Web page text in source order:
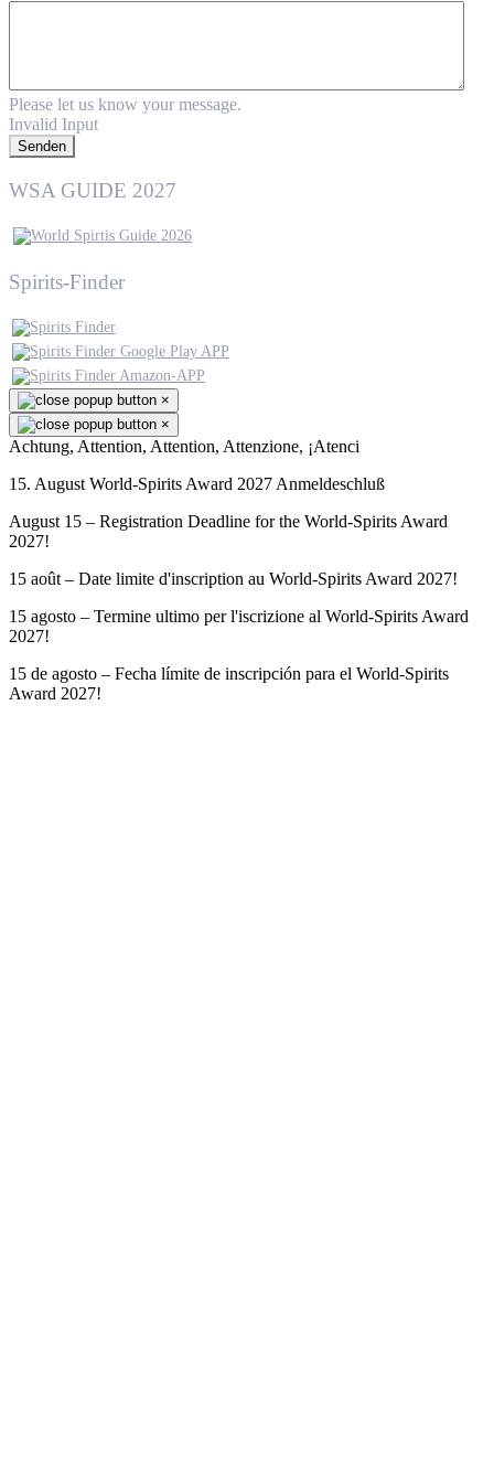
Please let us know your message.
Invalid Input
Senden
WSA GUIDE 2027
Spirits-Finder
×
×
Achtung, Attention, Attention, Attenzione, ¡Atenci
15. August World-Spirits Award 2027 Anmeldeschluß
August 15 – Registration Deadline for the World-Spirits Award
2027!
15 août – Date limite d'inscription au World-Spirits Award 2027!
15 agosto – Termine ultimo per l'iscrizione al World-Spirits Award
2027!
15 de agosto – Fecha límite de inscripción para el World-Spirits
Award 2027!